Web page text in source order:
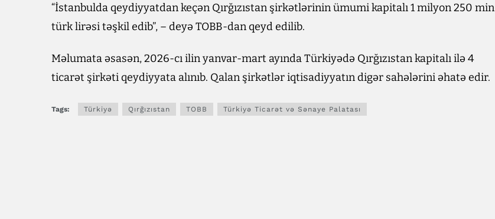
“İstanbulda qeydiyyatdan keçən Qırğızıstan şirkətlərinin ümumi kapitalı 1 milyon 250 min
türk lirəsi təşkil edib”, – deyə TOBB-dan qeyd edilib.
Məlumata əsasən, 2026-cı ilin yanvar-mart ayında Türkiyədə Qırğızıstan kapitalı ilə 4
ticarət şirkəti qeydiyyata alınıb. Qalan şirkətlər iqtisadiyyatın digər sahələrini əhatə edir.
Tags: Türkiyə Qırğızıstan TOBB Türkiyə Ticarət və Sənaye Palatası